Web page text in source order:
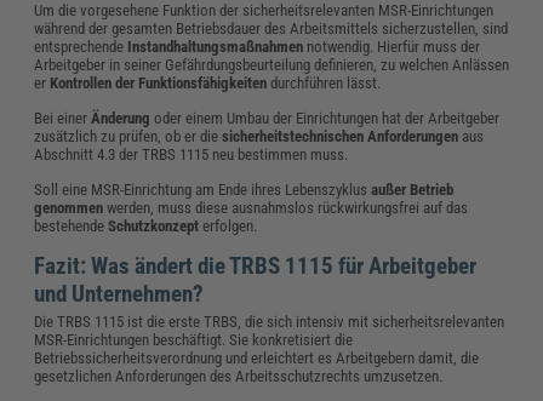
Um die vorgesehene Funktion der sicherheitsrelevanten MSR-Einrichtungen
während der gesamten Betriebsdauer des Arbeitsmittels sicherzustellen, sind
entsprechende Instandhaltungsmaßnahmen notwendig. Hierfür muss der
Arbeitgeber in seiner Gefährdungsbeurteilung definieren, zu welchen Anlässen
er Kontrollen der Funktionsfähigkeiten durchführen lässt.
Bei einerÄnderung oder einem Umbau der Einrichtungen hat der Arbeitgeber
zusätzlich zu prüfen, ob er diesicherheitstechnischen Anforderungen aus
Abschnitt 4.3 der TRBS 1115 neu bestimmen muss.
Soll eine MSR-Einrichtung am Ende ihres Lebenszyklusaußer Betrieb
genommen werden, muss diese ausnahmslos rückwirkungsfrei auf das
bestehendeSchutzkonzept erfolgen.
Fazit: Was ändert die TRBS 1115 für Arbeitgeber
und Unternehmen?
Die TRBS 1115 ist die erste TRBS, die sich intensiv mit sicherheitsrelevanten
MSR-Einrichtungen beschäftigt. Sie konkretisiert die
Betriebssicherheitsverordnung und erleichtert es Arbeitgebern damit, die
gesetzlichen Anforderungen des Arbeitsschutzrechts umzusetzen.